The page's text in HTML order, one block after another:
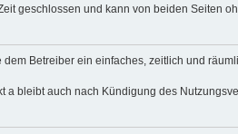
geschlossen und kann von beiden Seiten
Betreiber ein einfaches, zeitlich und
a bleibt auch nach Kündigung des